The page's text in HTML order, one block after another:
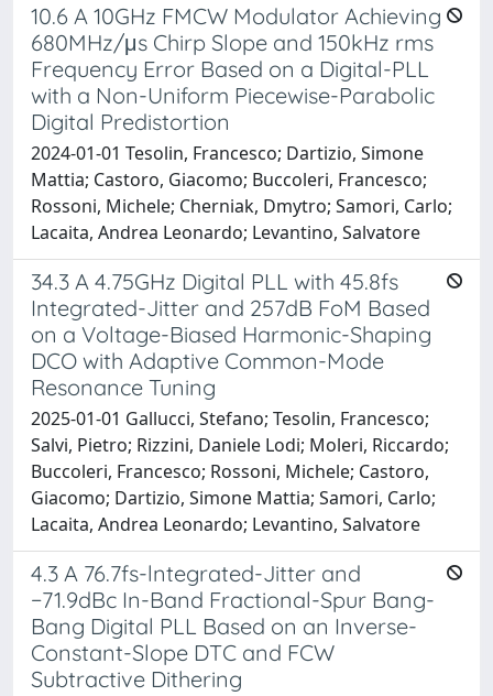
10.6 A 10GHz FMCW Modulator Achieving
680MHz/μs Chirp Slope and 150kHz rms
Frequency Error Based on a Digital-PLL
with a Non-Uniform Piecewise-Parabolic
Digital Predistortion
2024-01-01 Tesolin, Francesco; Dartizio, Simone
Mattia; Castoro, Giacomo; Buccoleri, Francesco;
Rossoni, Michele; Cherniak, Dmytro; Samori, Carlo;
Lacaita, Andrea Leonardo; Levantino, Salvatore
34.3 A 4.75GHz Digital PLL with 45.8fs
Integrated-Jitter and 257dB FoM Based
on a Voltage-Biased Harmonic-Shaping
DCO with Adaptive Common-Mode
Resonance Tuning
2025-01-01 Gallucci, Stefano; Tesolin, Francesco;
Salvi, Pietro; Rizzini, Daniele Lodi; Moleri, Riccardo;
Buccoleri, Francesco; Rossoni, Michele; Castoro,
Giacomo; Dartizio, Simone Mattia; Samori, Carlo;
Lacaita, Andrea Leonardo; Levantino, Salvatore
4.3 A 76.7fs-lntegrated-Jitter and
−71.9dBc In-Band Fractional-Spur Bang-
Bang Digital PLL Based on an Inverse-
Constant-Slope DTC and FCW
Subtractive Dithering